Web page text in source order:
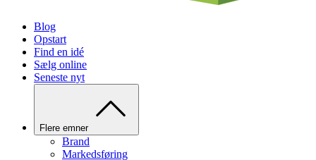
Blog
Opstart
Find en idé
Sælg online
Seneste nyt
Flere emner
Brand
Markedsføring